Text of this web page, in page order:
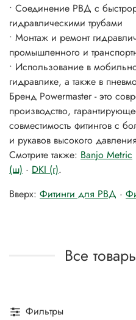
• Соединение РВД с
гидравлическими трубами
• Монтаж и ремонт
промышленного и
• Использование в
гидравлике, а также в
Бренд Powermaster - это
производство,
совместимость фитингов с
и рукавов высокого
Смотрите также: Banjo Metric
(ш) · DKI (г).
Вверх: Фитинги для РВД ·
Все
Фильтры